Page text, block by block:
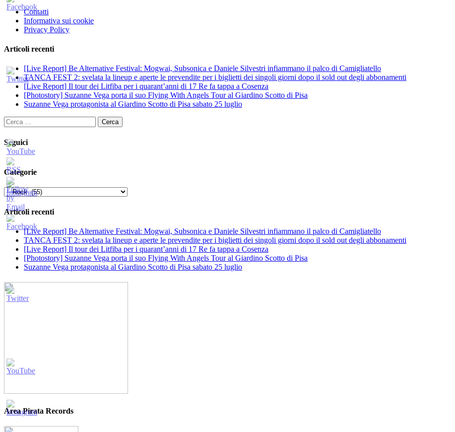
Contatti
Informativa sui cookie
Privacy Policy
Articoli recenti
[Live Report] Be Alternative Festival: Mogwai, Subsonica e Daniele Silvestri infiammano il palco di Camigliatello
TANCA FEST 2: svelata la lineup e aperte le prevendite per i biglietti dei singoli giorni dopo il sold out degli abbonamenti
[Live Report] Il tour dei Litfiba per i quarant’anni di 17 Re fa tappa a Cosenza
[Photostory] Suzanne Vega porta il suo Flying With Angels Tour al Giardino Scotto di Pisa
Suzanne Vega protagonista al Giardino Scotto di Pisa sabato 25 luglio
Ricerca
per:
Seguici
Categorie
Categorie
Articoli recenti
[Live Report] Be Alternative Festival: Mogwai, Subsonica e Daniele Silvestri infiammano il palco di Camigliatello
TANCA FEST 2: svelata la lineup e aperte le prevendite per i biglietti dei singoli giorni dopo il sold out degli abbonamenti
[Live Report] Il tour dei Litfiba per i quarant’anni di 17 Re fa tappa a Cosenza
[Photostory] Suzanne Vega porta il suo Flying With Angels Tour al Giardino Scotto di Pisa
Suzanne Vega protagonista al Giardino Scotto di Pisa sabato 25 luglio
Area Pirata Records